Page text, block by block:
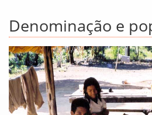
Denominação e